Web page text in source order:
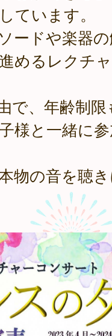
ています。
ードや楽器
めるレクチ
で、年齢制
様と一緒に
物の音を聴